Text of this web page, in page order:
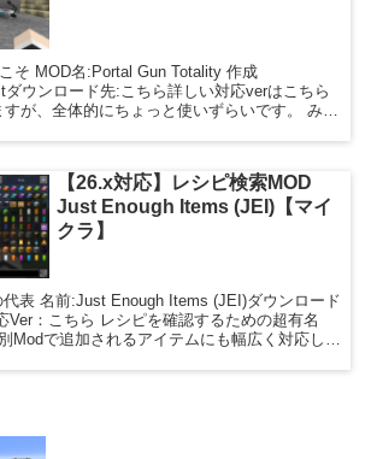
そ MOD名:Portal Gun Totality 作成
ウンロード先:こちら詳しい対応verはこちら
が、全体的にちょっと使いずらいです。 みな
【26.x対応】レシピ検索MOD
Just Enough Items (JEI)【マイ
クラ】
表 名前:Just Enough Items (JEI)ダウンロード
Ver：こちら レシピを確認するための超有名
Modで追加されるアイテムにも幅広く対応して